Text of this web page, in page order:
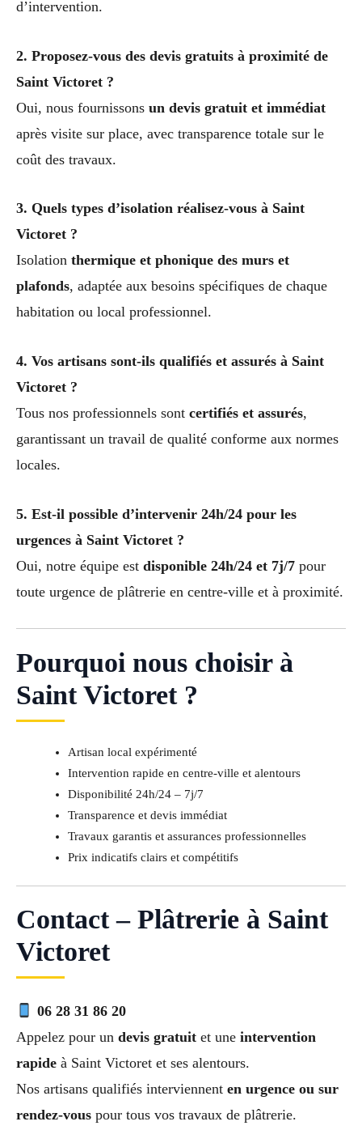
d’intervention.
2. Proposez-vous des devis gratuits à proximité de
Saint Victoret ?
Oui, nous fournissons un devis gratuit et immédiat
après visite sur place, avec transparence totale sur le
coût des travaux.
3. Quels types d’isolation réalisez-vous à Saint
Victoret ?
Isolation thermique et phonique des murs et
plafonds, adaptée aux besoins spécifiques de chaque
habitation ou local professionnel.
4. Vos artisans sont-ils qualifiés et assurés à Saint
Victoret ?
Tous nos professionnels sont certifiés et assurés,
garantissant un travail de qualité conforme aux normes
locales.
5. Est-il possible d’intervenir 24h/24 pour les
urgences à Saint Victoret ?
Oui, notre équipe est disponible 24h/24 et 7j/7 pour
toute urgence de plâtrerie en centre-ville et à proximité.
Pourquoi nous choisir à
Saint Victoret ?
Artisan local expérimenté
Intervention rapide en centre-ville et alentours
Disponibilité 24h/24 – 7j/7
Transparence et devis immédiat
Travaux garantis et assurances professionnelles
Prix indicatifs clairs et compétitifs
Contact – Plâtrerie à Saint
Victoret
06 28 31 86 20
Appelez pour un devis gratuit et une intervention
rapide à Saint Victoret et ses alentours.
Nos artisans qualifiés interviennent en urgence ou sur
rendez-vous pour tous vos travaux de plâtrerie.